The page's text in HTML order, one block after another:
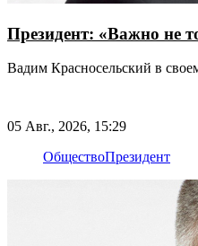
Президент: «Важно не
Вадим Красносельский в
05 Авг., 2026, 15:29
ОбществоПрезидент